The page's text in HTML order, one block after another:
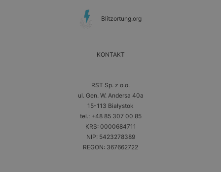
Blitzortung.org
KONTAKT
RST Sp. z o.o.
ul. Gen. W. Andersa 40a
15-113 Białystok
tel.: +48 85 307 00 85
KRS: 0000684711
NIP: 5423278389
REGON: 367662722